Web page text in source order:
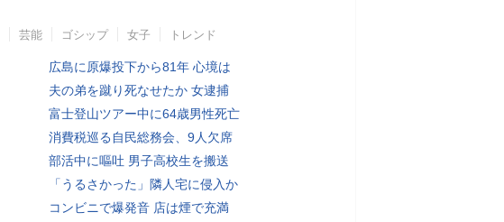
芸能 ゴシップ 女子 トレンド
広島に原爆投下から81年 心境は
夫の弟を蹴り死なせたか 女逮捕
富士登山ツアー中に64歳男性死亡
消費税巡る自民総務会、9人欠席
部活中に嘔吐 男子高校生を搬送
「うるさかった」隣人宅に侵入か
コンビニで爆発音 店は煙で充満